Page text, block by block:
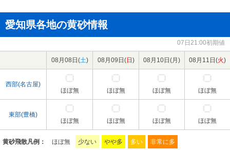
愛知県各地の黄砂情報
07日21:00初期値
08月08日(土) 08月09日(日 ) 08月10日(月 ) 08月11日(火)
西部(名古屋)
ほぼ無
ほぼ無 ほぼ無 ほぼ無
東部(豊橋)
ほぼ無
ほぼ無 ほぼ無 ほぼ無
黄砂飛散凡例： ほぼ無 少ない やや多 多い 非常に多